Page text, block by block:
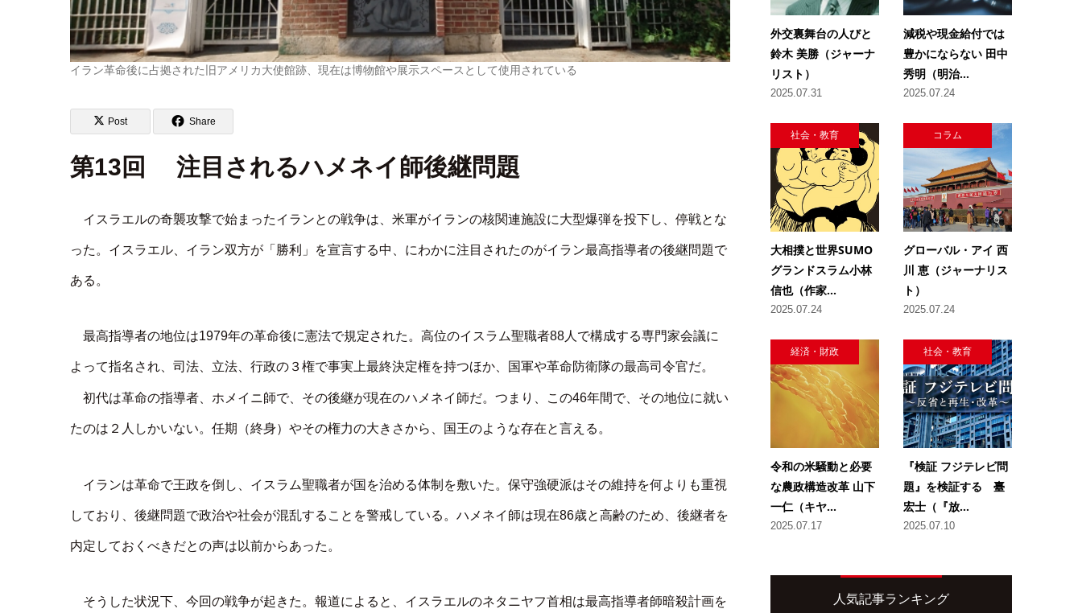
イラン革命後に占拠された旧アメリカ大使館跡、現在は博物館や展示スペースとして使用されている
Post Share
第13回 注目されるハメネイ師後継問題
イスラエルの奇襲攻撃で始まったイランとの戦争は、米軍がイランの核関連施設に大型爆弾を投下し、停戦とな
った。イスラエル、イラン双方が「勝利」を宣言する中、にわかに注目されたのがイラン最高指導者の後継問題で
ある。
最高指導者の地位は1979年の革命後に憲法で規定された。高位のイスラム聖職者88人で構成する専門家会議に
よって指名され、司法、立法、行政の３権で事実上最終決定権を持つほか、国軍や革命防衛隊の最高司令官だ。
初代は革命の指導者、ホメイニ師で、その後継が現在のハメネイ師だ。つまり、この46年間で、その地位に就い
たのは２人しかいない。任期（終身）やその権力の大きさから、国王のような存在と言える。
イランは革命で王政を倒し、イスラム聖職者が国を治める体制を敷いた。保守強硬派はその維持を何よりも重視
しており、後継問題で政治や社会が混乱することを警戒している。ハメネイ師は現在86歳と高齢のため、後継者を
内定しておくべきだとの声は以前からあった。
そうした状況下、今回の戦争が起きた。報道によると、イスラエルのネタニヤフ首相は最高指導者師暗殺計画を
外交裏舞台の人びと
鈴木 美勝（ジャーナ
リスト）
2025.07.31
減税や現金給付では
豊かにならない 田中
秀明（明治...
2025.07.24
社会・教育
大相撲と世界SUMO
グランドスラム小林
信也（作家...
2025.07.24
コラム
グローバル・アイ 西
川 恵（ジャーナリス
ト）
2025.07.24
経済・財政
令和の米騒動と必要
な農政構造改革 山下
一仁（キヤ...
2025.07.17
社会・教育
『検証 フジテレビ問
題』を検証する 臺
宏士（『放...
2025.07.10
人気記事ランキング